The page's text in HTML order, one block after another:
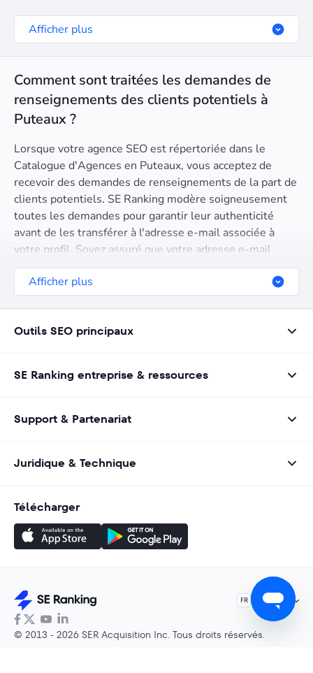
Afficher plus
Comment sont traitées les demandes de
renseignements des clients potentiels à
Puteaux ?
Lorsque votre agence SEO est répertoriée dans le
Catalogue d'Agences en Puteaux, vous acceptez de
recevoir des demandes de renseignements de la part de
clients potentiels. SE Ranking modère soigneusement
toutes les demandes pour garantir leur authenticité
avant de les transférer à l'adresse e-mail associée à
votre profil. Soyez assuré que votre adresse e-mail
reste confidentielle et n'est pas partagée avec les
clients. Nous envoyons les demandes directement dans
votre boîte de réception. En étant répertorié parmi les
l'utilisation de votre adresse e-mail à cette fin et vous
vous aide à vous connecter avec des prospects
authentiques intéressés par vos services SEO.
Afficher plus
Outils SEO principaux
SE Ranking entreprise & ressources
Support & Partenariat
Juridique & Technique
Télécharger
FR Français
© 2013 - 2026 SER Acquisition Inc. Tous droits réservés.